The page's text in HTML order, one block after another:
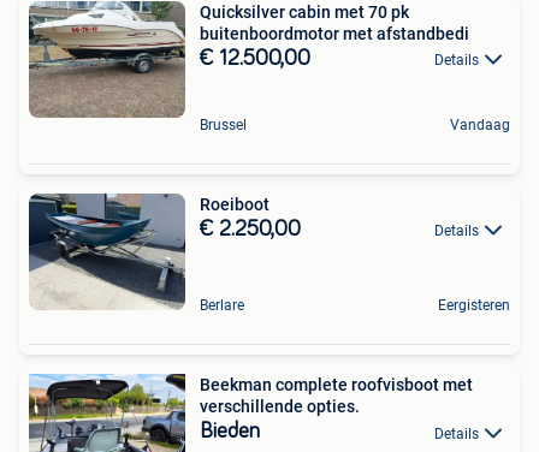
Quicksilver cabin met 70 pk
buitenboordmotor met afstandbedi
€ 12.500,00 Details
Brussel Vandaag
Roeiboot
€ 2.250,00 Details
Berlare Eergisteren
Beekman complete roofvisboot met
verschillende opties.
Bieden Details